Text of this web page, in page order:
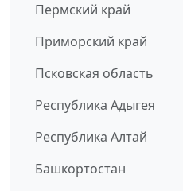
Пермский край
Приморский край
Псковская область
Республика Адыгея
Республика Алтай
Башкортостан